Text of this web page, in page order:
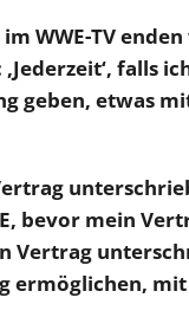
WWE-TV
falls
geben, etwas
bevor mein
Vertrag
ermöglichen,